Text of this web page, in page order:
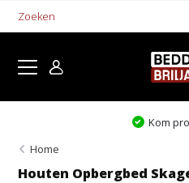
Kom
Home
Houten Opbergbed